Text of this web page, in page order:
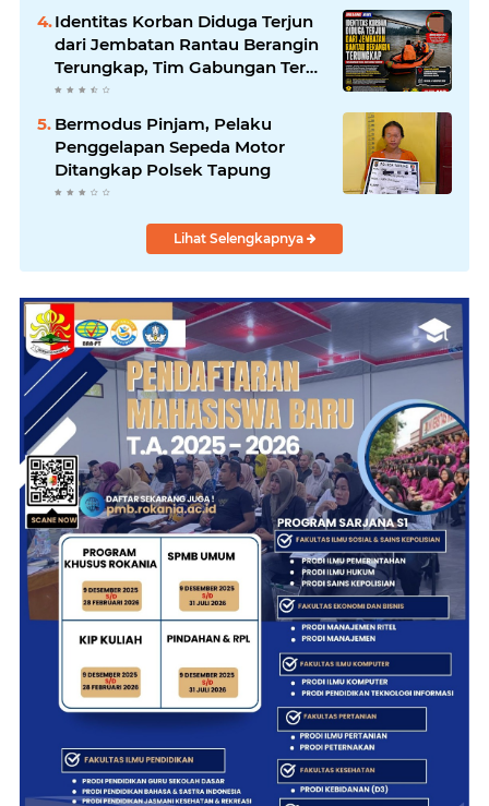
Identitas Korban Diduga Terjun
dari Jembatan Rantau Berangin
Terungkap, Tim Gabungan Terus
Sisir Sungai Kampar
Bermodus Pinjam, Pelaku
Penggelapan Sepeda Motor
Ditangkap Polsek Tapung
Lihat Selengkapnya